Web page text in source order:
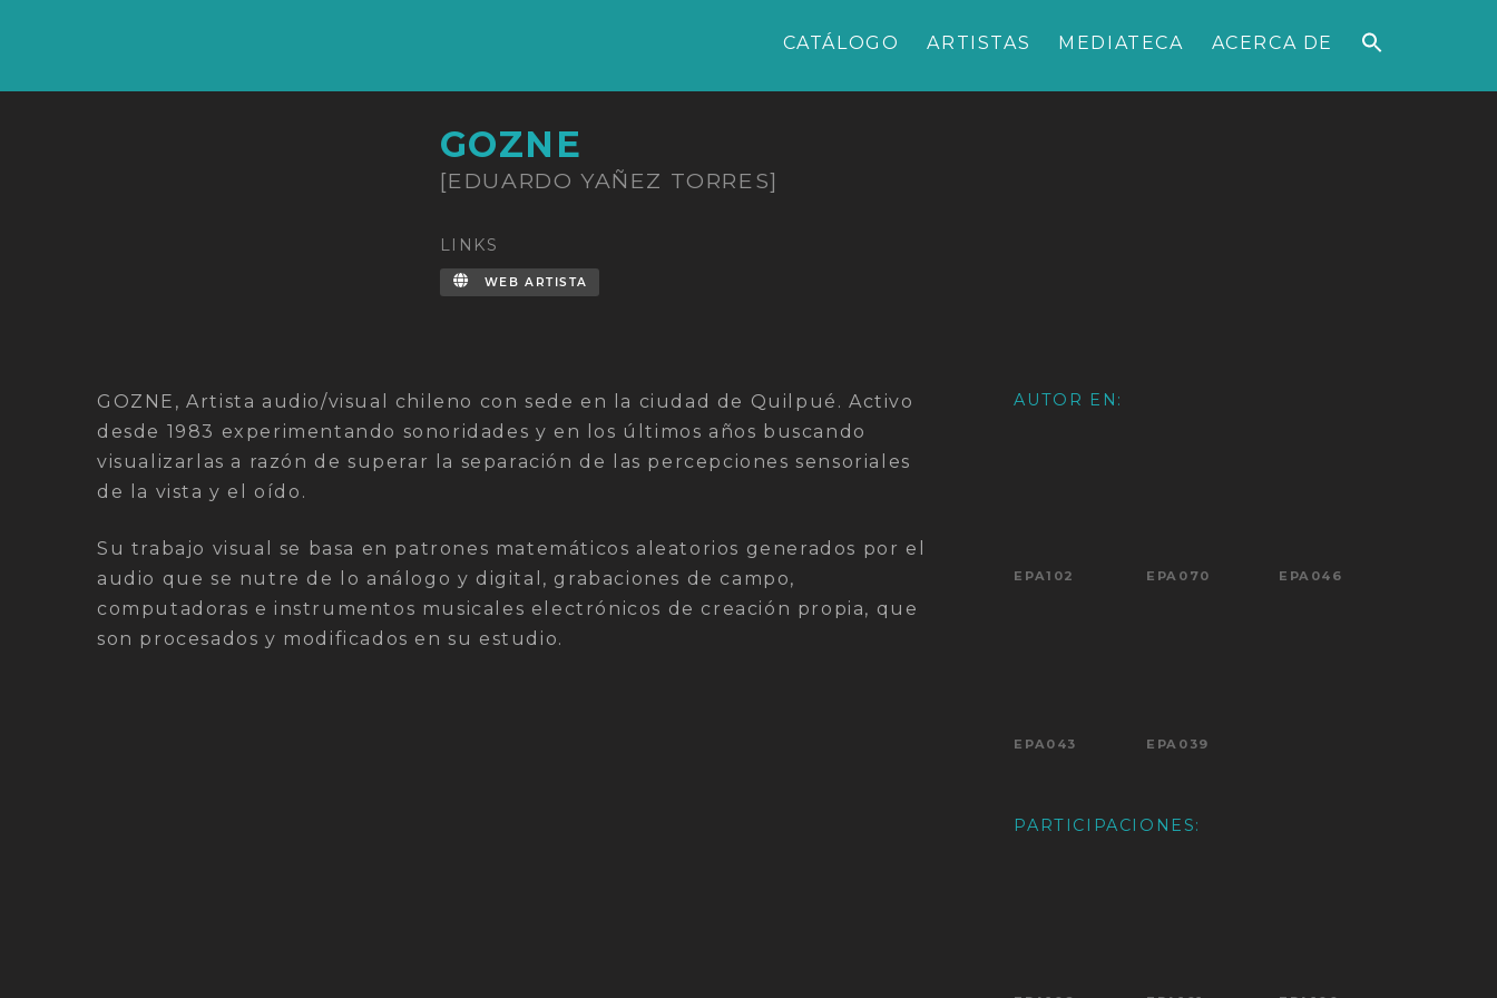
CATÁLOGO ARTISTAS MEDIATECA ACERCA DE
GOZNE
[EDUARDO YAÑEZ TORRES]
LINKS
WEB ARTISTA
GOZNE, Artista audio/visual chileno con sede en la ciudad de Quilpué. Activo
desde 1983 experimentando sonoridades y en los últimos años buscando
visualizarlas a razón de superar la separación de las percepciones sensoriales
de la vista y el oído.
Su trabajo visual se basa en patrones matemáticos aleatorios generados por el
audio que se nutre de lo análogo y digital, grabaciones de campo,
computadoras e instrumentos musicales electrónicos de creación propia, que
son procesados y modificados en su estudio.
AUTOR EN:
EPA102 EPA070 EPA046
EPA043 EPA039
PARTICIPACIONES: